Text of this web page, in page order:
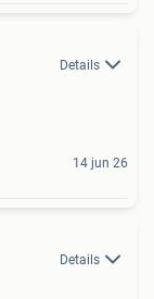
Details
14 jun 26
Details